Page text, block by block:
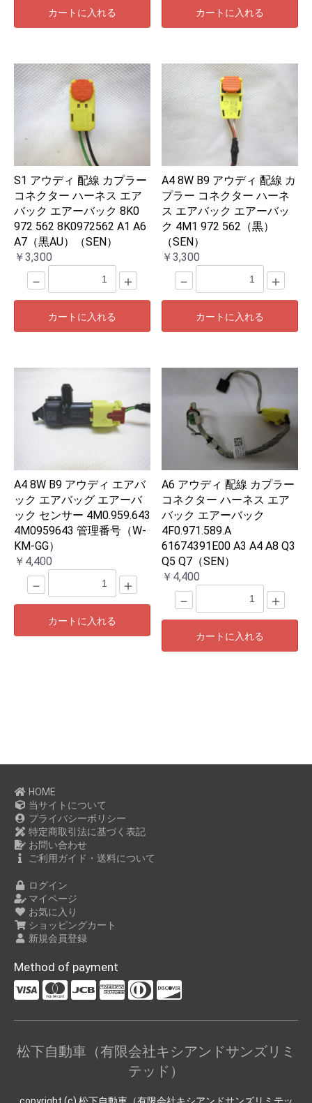
カートに入れる カートに入れる
S1 アウディ 配線 カプラー
コネクター ハーネス エア
バック エアーバック 8K0
972 562 8K0972562 A1 A6
A7（黒AU）（SEN）
￥3,300
－ ＋
カートに入れる
A4 8W B9 アウディ 配線 カ
プラー コネクター ハーネ
ス エアバック エアーバッ
ク 4M1 972 562（黒）
（SEN）
￥3,300
－ ＋
カートに入れる
A4 8W B9 アウディ エアバ
ック エアバッグ エアーバ
ック センサー 4M0.959.643
4M0959643 管理番号（W-
KM-GG）
￥4,400
－ ＋
カートに入れる
A6 アウディ 配線 カプラー
コネクター ハーネス エア
バック エアーバック
4F0.971.589.A
61674391E00 A3 A4 A8 Q3
Q5 Q7（SEN）
￥4,400
－ ＋
カートに入れる
HOME
当サイトについて
プライバシーポリシー
特定商取引法に基づく表記
お問い合わせ
ご利用ガイド・送料について
ログイン
マイページ
お気に入り
ショッピングカート
新規会員登録
Method of payment
松下自動車（有限会社キシアンドサンズリミ
テッド）
copyright (c) 松下自動車（有限会社キシアンドサンズリミテッ